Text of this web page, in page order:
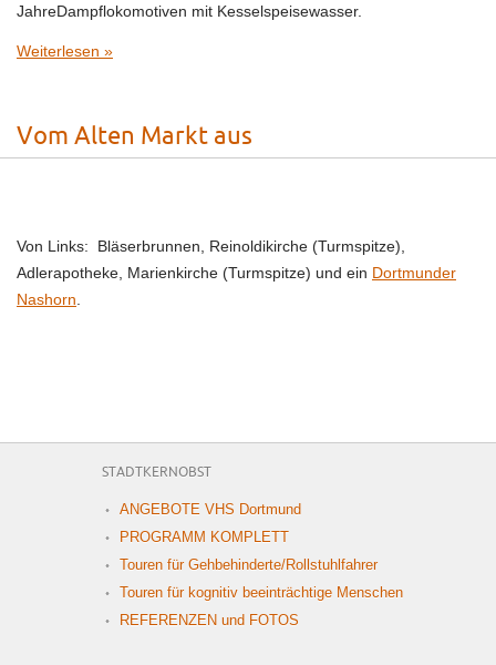
JahreDampflokomotiven mit Kesselspeisewasser.
Weiterlesen »
Vom Alten Markt aus
Von Links: Bläserbrunnen, Reinoldikirche (Turmspitze),
Adlerapotheke, Marienkirche (Turmspitze) und ein Dortmunder
Nashorn
STADTKERNOBST
ANGEBOTE VHS Dortmund
PROGRAMM KOMPLETT
Touren für Gehbehinderte/Rollstuhlfahrer
Touren für kognitiv beeinträchtige Menschen
REFERENZEN und FOTOS